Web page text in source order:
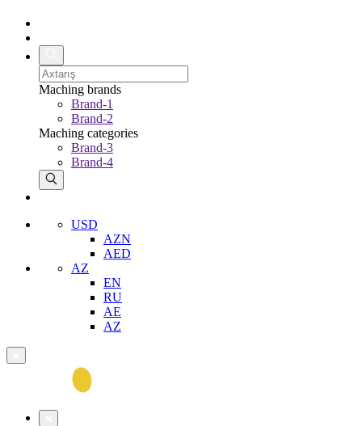
Maching brands
Brand-1
Brand-2
Maching categories
Brand-3
Brand-4
USD
AZN
AED
AZ
EN
RU
AE
AZ